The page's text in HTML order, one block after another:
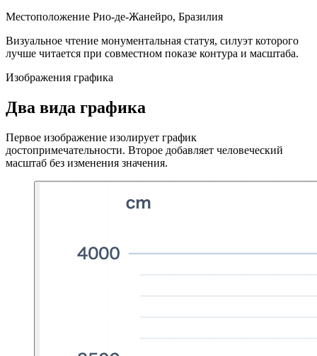
Местоположение Рио-де-Жанейро, Бразилия
Визуальное чтение монументальная статуя, силуэт которого
лучше читается при совместном показе контура и масштаба.
Изображения графика
Два вида графика
Первое изображение изолирует график
достопримечательности. Второе добавляет человеческий
масштаб без изменения значения.